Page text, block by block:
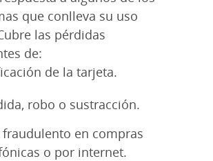
que conlleva su uso
las pérdidas
de:
de la tarjeta.
robo o sustracción.
fraudulento en compras
o por internet.